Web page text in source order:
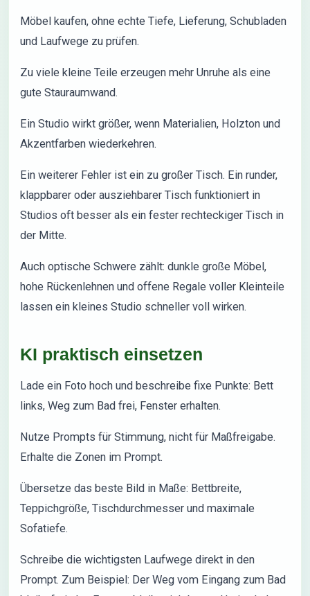
Möbel kaufen, ohne echte Tiefe, Lieferung, Schubladen
und Laufwege zu prüfen.
Zu viele kleine Teile erzeugen mehr Unruhe als eine
gute Stauraumwand.
Ein Studio wirkt größer, wenn Materialien, Holzton und
Akzentfarben wiederkehren.
Ein weiterer Fehler ist ein zu großer Tisch. Ein runder,
klappbarer oder ausziehbarer Tisch funktioniert in
Studios oft besser als ein fester rechteckiger Tisch in
der Mitte.
Auch optische Schwere zählt: dunkle große Möbel,
hohe Rückenlehnen und offene Regale voller Kleinteile
lassen ein kleines Studio schneller voll wirken.
KI praktisch einsetzen
Lade ein Foto hoch und beschreibe fixe Punkte: Bett
links, Weg zum Bad frei, Fenster erhalten.
Nutze Prompts für Stimmung, nicht für Maßfreigabe.
Erhalte die Zonen im Prompt.
Übersetze das beste Bild in Maße: Bettbreite,
Teppichgröße, Tischdurchmesser und maximale
Sofatiefe.
Schreibe die wichtigsten Laufwege direkt in den
Prompt. Zum Beispiel: Der Weg vom Eingang zum Bad